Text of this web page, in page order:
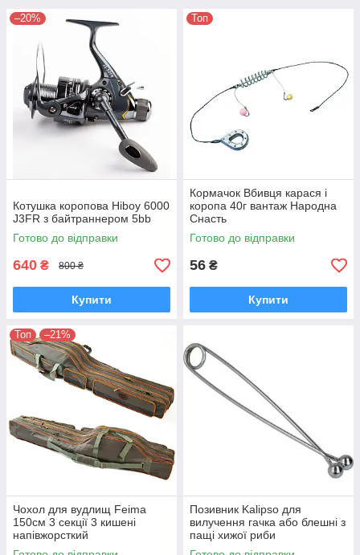
–20%
Котушка коропова Hiboy 6000
J3FR з байтраннером 5bb
Готово до відправки
640 ₴ 800 ₴
Купити
Топ
Кормачок Вбивця карася і
коропа 40г вантаж Народна
Снасть
Готово до відправки
56 ₴
Купити
Топ –21%
Чохол для вудлищ Feima
150см 3 секції 3 кишені
напівжорсткий
Позивник Kalipso для
вилучення гачка або блешні з
пащі хижої риби